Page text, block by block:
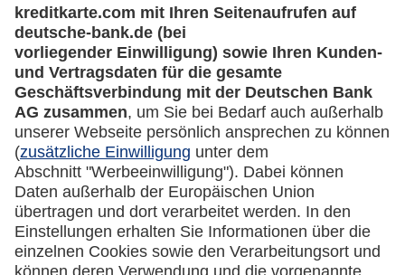
lufthansa.com
Rechtliches
Impressum
Datenschutz
Cookie Einstellungen
Vertrag widerrufen